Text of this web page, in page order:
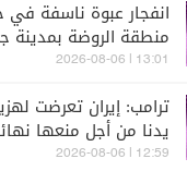
انفجار عبوة ناسفة
منطقة الروضة بمدينة
دمشق
13:01 | 2026-08-06
ترامب: إيران تعرضت
يدنا من أجل منعها
سلاح نووي
12:59 | 2026-08-06